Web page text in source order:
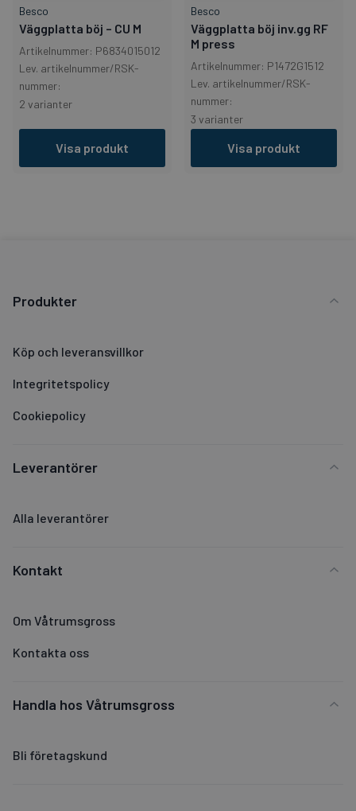
Besco
Väggplatta böj – CU M
Artikelnummer: P6834015012
Lev. artikelnummer/RSK-
nummer:
2 varianter
Visa produkt
Besco
Väggplatta böj inv.gg RF
M press
Artikelnummer: P1472G1512
Lev. artikelnummer/RSK-
nummer:
3 varianter
Visa produkt
Produkter
Köp och leveransvillkor
Integritetspolicy
Cookiepolicy
Leverantörer
Alla leverantörer
Kontakt
Om Våtrumsgross
Kontakta oss
Handla hos Våtrumsgross
Bli företagskund